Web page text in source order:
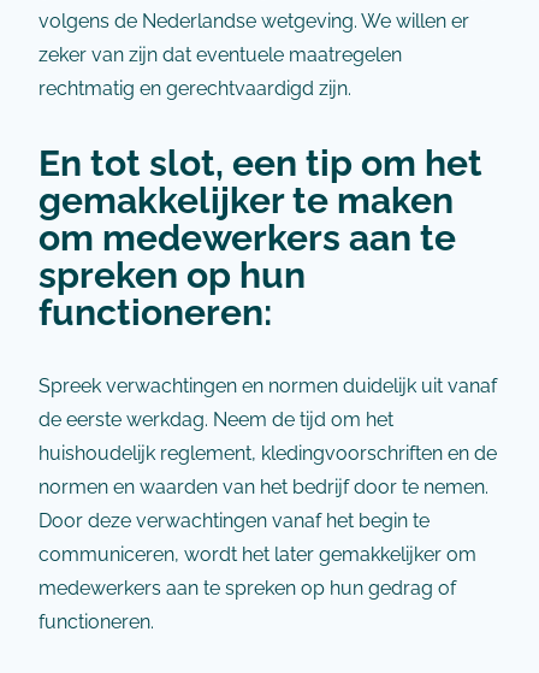
volgens de Nederlandse wetgeving. We willen er
zeker van zijn dat eventuele maatregelen
rechtmatig en gerechtvaardigd zijn.
En tot slot, een tip om het
gemakkelijker te maken
om medewerkers aan te
spreken op hun
functioneren:
Spreek verwachtingen en normen duidelijk uit vanaf
de eerste werkdag. Neem de tijd om het
huishoudelijk reglement, kledingvoorschriften en de
normen en waarden van het bedrijf door te nemen.
Door deze verwachtingen vanaf het begin te
communiceren, wordt het later gemakkelijker om
medewerkers aan te spreken op hun gedrag of
functioneren.